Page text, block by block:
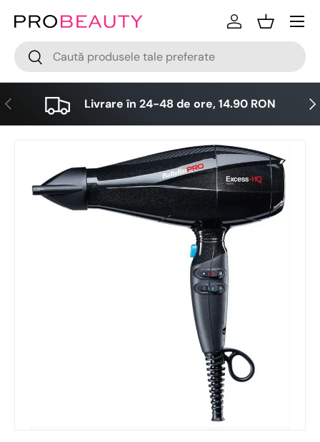
Sari la conținut
Cǎutare
Cǎutare
LogareCos
Meniu
Anterior Livrare în 24-48 de ore, 14.90 RON